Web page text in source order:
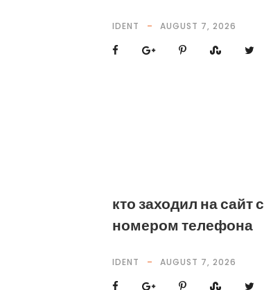
IDENT AUGUST 7, 2026
кто заходил на сайт с
номером телефона
IDENT AUGUST 7, 2026